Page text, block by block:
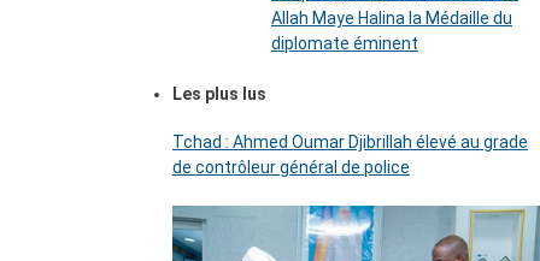
Allah Maye Halina la Médaille du
diplomate éminent
Les plus lus
Tchad : Ahmed Oumar Djibrillah élevé au grade
de contrôleur général de police